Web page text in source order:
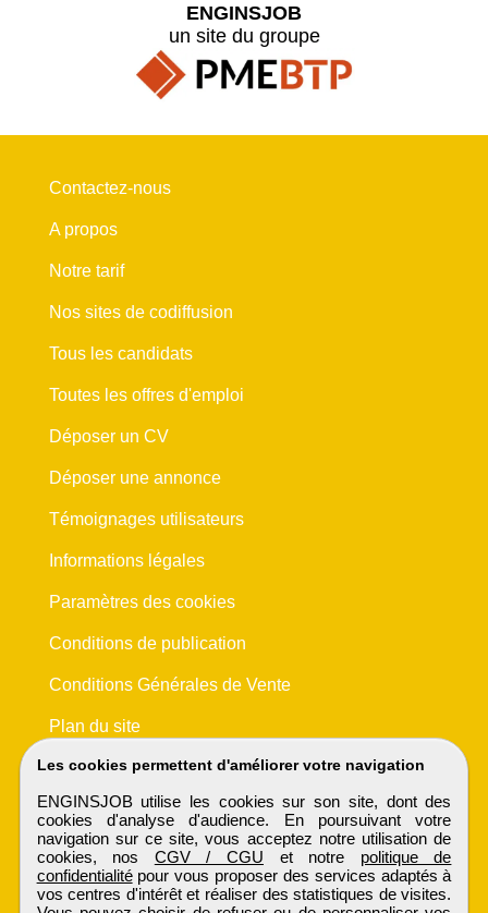
Les cookies permettent d'améliorer votre navigation
ENGINSJOB utilise les cookies sur son site, dont des
cookies d'analyse d'audience. En poursuivant votre
navigation sur ce site, vous acceptez notre utilisation de
cookies, nos CGV / CGU et notre politique de
confidentialitépour vous proposer des services adaptés à
vos centres d'intérêt et réaliser des statistiques de visites.
ENGINSJOB
un site du groupe
Contactez-nous
A propos
Notre tarif
Nos sites de codiffusion
Tous les candidats
Toutes les offres d'emploi
Déposer un CV
Déposer une annonce
Témoignages utilisateurs
Informations légales
Paramètres des cookies
Conditions de publication
Conditions Générales de Vente
Plan du site